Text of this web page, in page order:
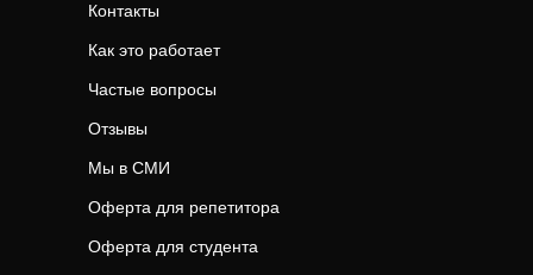
Контакты
Как это работает
Частые вопросы
Отзывы
Мы в СМИ
Оферта для репетитора
Оферта для студента